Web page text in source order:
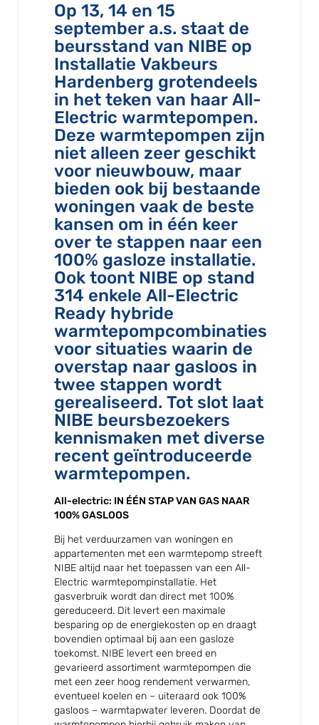
Op 13, 14 en 15
september a.s. staat de
beursstand van NIBE op
Installatie Vakbeurs
Hardenberg grotendeels
in het teken van haar All-
Electric warmtepompen.
Deze warmtepompen zijn
niet alleen zeer geschikt
voor nieuwbouw, maar
bieden ook bij bestaande
woningen vaak de beste
kansen om in één keer
over te stappen naar een
100% gasloze installatie.
Ook toont NIBE op stand
314 enkele All-Electric
Ready hybride
warmtepompcombinaties
voor situaties waarin de
overstap naar gasloos in
twee stappen wordt
gerealiseerd. Tot slot laat
NIBE beursbezoekers
kennismaken met diverse
recent geïntroduceerde
warmtepompen.
All-electric: IN ÉÉN STAP VAN GAS NAAR
100% GASLOOS
Bij het verduurzamen van woningen en
appartementen met een warmtepomp streeft
NIBE altijd naar het toepassen van een All-
Electric warmtepompinstallatie. Het
gasverbruik wordt dan direct met 100%
gereduceerd. Dit levert een maximale
besparing op de energiekosten op en draagt
bovendien optimaal bij aan een gasloze
toekomst. NIBE levert een breed en
gevarieerd assortiment warmtepompen die
met een zeer hoog rendement verwarmen,
eventueel koelen en – uiteraard ook 100%
gasloos – warmtapwater leveren. Doordat de